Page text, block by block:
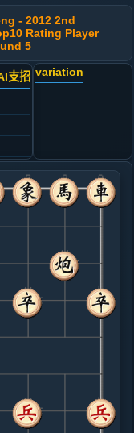
- 2012 2nd
Rating Player
5
支招
四
六
variation